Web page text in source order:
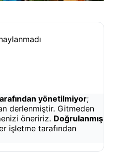
yönetilmiyor;
derlenmiştir. Gitmeden
öneririz. Doğrulanmış
işletme tarafından